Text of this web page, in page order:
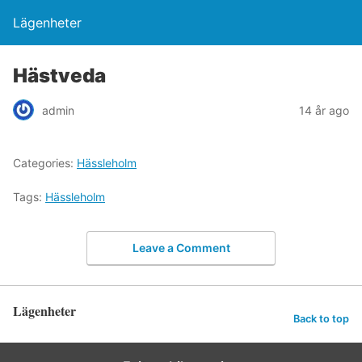
Lägenheter
Hästveda
admin 14 år ago
Categories: Hässleholm
Tags: Hässleholm
Leave a Comment
Lägenheter Back to top